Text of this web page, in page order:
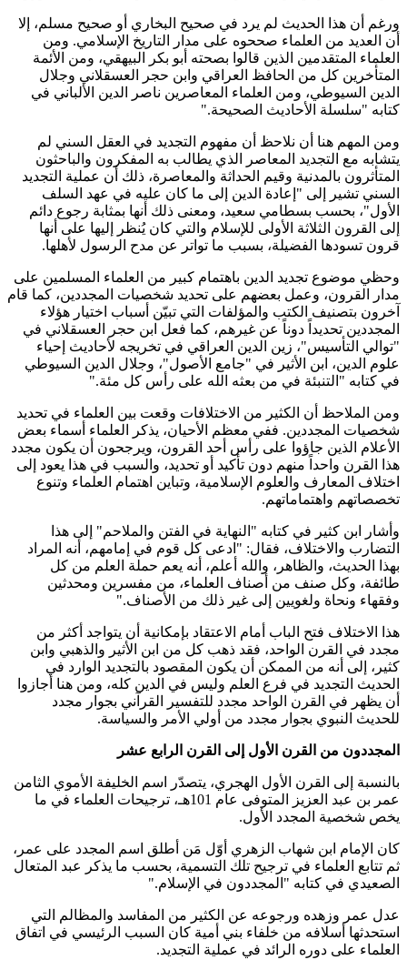
ورغم أن هذا الحديث لم يرد في صحيح البخاري أو صحيح مسلم، إلا
أن العديد من العلماء صححوه على مدار التاريخ الإسلامي. ومن
العلماء المتقدمين الذين قالوا بصحته أبو بكر البيهقي، ومن الأئمة
المتأخرين كل من الحافظ العراقي وابن حجر العسقلاني وجلال
الدين السيوطي، ومن العلماء المعاصرين ناصر الدين الألباني في
كتابه "سلسلة الأحاديث الصحيحة".
ومن المهم هنا أن نلاحظ أن مفهوم التجديد في العقل السني لم
يتشابه مع التجديد المعاصر الذي يطالب به المفكرون والباحثون
المتأثرون بالمدنية وقيم الحداثة والمعاصرة، ذلك أن عملية التجديد
السني تشير إلى "إعادة الدين إلى ما كان عليه في عهد السلف
الأول"، بحسب بسطامي سعيد، ومعنى ذلك أنها بمثابة رجوع دائم
إلى القرون الثلاثة الأولى للإسلام والتي كان يُنظر إليها على أنها
قرون تسودها الفضيلة، بسبب ما تواتر عن مدح الرسول لأهلها.
وحظي موضوع تجديد الدين باهتمام كبير من العلماء المسلمين على
مدار القرون، وعمل بعضهم على تحديد شخصيات المجددين، كما قام
آخرون بتصنيف الكتب والمؤلفات التي تبيّن أسباب اختيار هؤلاء
المجددين تحديداً دوناً عن غيرهم، كما فعل ابن حجر العسقلاني في
"توالي التأسيس"، زين الدين العراقي في تخريجه لأحاديث إحياء
علوم الدين، ابن الأثير في "جامع الأصول"، وجلال الدين السيوطي
في كتابه "التنبئة في من بعثه الله على رأس كل مئة".
ومن الملاحظ أن الكثير من الاختلافات وقعت بين العلماء في تحديد
شخصيات المجددين. ففي معظم الأحيان، يذكر العلماء أسماء بعض
الأعلام الذين جاؤوا على رأس أحد القرون، ويرجحون أن يكون مجدد
هذا القرن واحداً منهم دون تأكيد أو تحديد، والسبب في هذا يعود إلى
اختلاف المعارف والعلوم الإسلامية، وتباين اهتمام العلماء وتنوع
تخصصاتهم واهتماماتهم.
وأشار ابن كثير في كتابه "النهاية في الفتن والملاحم" إلى هذا
التضارب والاختلاف، فقال: "ادعى كل قوم في إمامهم، أنه المراد
بهذا الحديث، والظاهر، والله أعلم، أنه يعم حملة العلم من كل
طائفة، وكل صنف من أصناف العلماء، من مفسرين ومحدثين
وفقهاء ونحاة ولغويين إلى غير ذلك من الأصناف".
هذا الاختلاف فتح الباب أمام الاعتقاد بإمكانية أن يتواجد أكثر من
مجدد في القرن الواحد، فقد ذهب كل من ابن الأثير والذهبي وابن
كثير، إلى أنه من الممكن أن يكون المقصود بالتجديد الوارد في
الحديث التجديد في فرع العلم وليس في الدين كله، ومن هنا أجازوا
أن يظهر في القرن الواحد مجدد للتفسير القرآني بجوار مجدد
للحديث النبوي بجوار مجدد من أولي الأمر والسياسة.
المجددون من القرن الأول إلى القرن الرابع عشر
بالنسبة إلى القرن الأول الهجري، يتصدّر اسم الخليفة الأموي الثامن
عمر بن عبد العزيز المتوفى عام 101هـ، ترجيحات العلماء في ما
يخص شخصية المجدد الأول.
كان الإمام ابن شهاب الزهري أوّل مَن أطلق اسم المجدد على عمر،
ثم تتابع العلماء في ترجيح تلك التسمية، بحسب ما يذكر عبد المتعال
الصعيدي في كتابه "المجددون في الإسلام".
عدل عمر وزهده ورجوعه عن الكثير من المفاسد والمظالم التي
استحدثها أسلافه من خلفاء بني أمية كان السبب الرئيسي في اتفاق
العلماء على دوره الرائد في عملية التجديد.